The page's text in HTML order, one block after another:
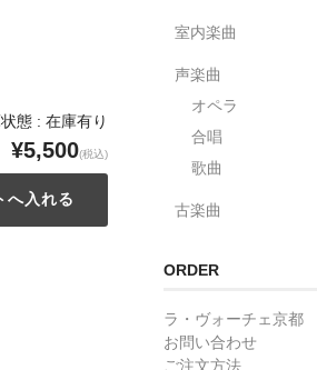
態 : 在庫有り
¥5,500(税込)
室内楽曲
声楽曲
オペラ
合唱
歌曲
古楽曲
ORDER
ラ・ヴォーチェ京都
お問い合わせ
ご注文方法